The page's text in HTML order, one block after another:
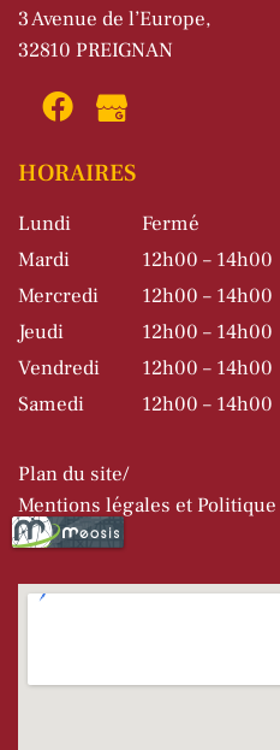
3 Avenue de l’Europe,
32810 PREIGNAN
HORAIRES
Lundi
Fermé
Mardi
12h00 – 14h00
Mercredi
12h00 – 14h00
Jeudi
12h00 – 14h00
Vendredi
12h00 – 14h00
Samedi
12h00 – 14h00
Plan du site
Mentions légales et